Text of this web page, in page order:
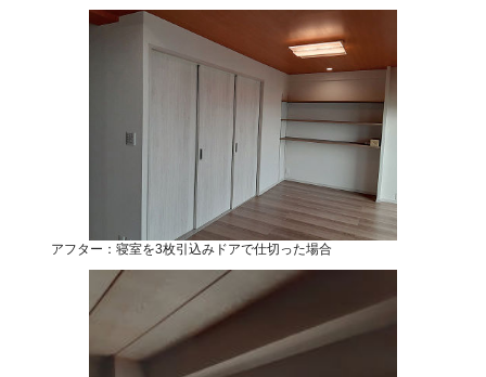
アフター：寝室を3枚引込みドアで仕切った場合